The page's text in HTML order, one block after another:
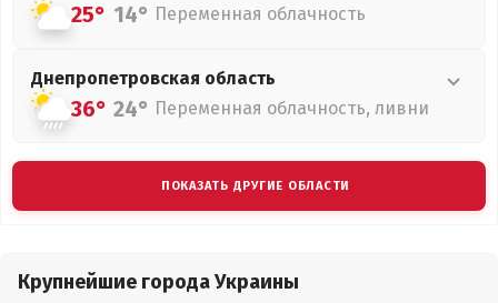
25° 14° Переменная облачность
Днепропетровская область
36° 24° Переменная облачность, ливни
ПОКАЗАТЬ ДРУГИЕ ОБЛАСТИ
Крупнейшие города Украины